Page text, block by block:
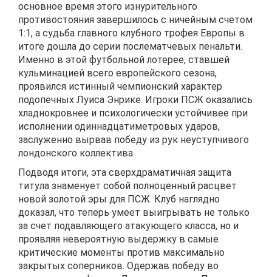
основное время этого изнурительного
противостояния завершилось с ничейным счетом
1:1, а судьба главного клубного трофея Европы в
итоге дошла до серии послематчевых пенальти.
Именно в этой футбольной лотерее, ставшей
кульминацией всего европейского сезона,
проявился истинный чемпионский характер
подопечных Луиса Энрике. Игроки ПСЖ оказались
хладнокровнее и психологически устойчивее при
исполнении одиннадцатиметровых ударов,
заслуженно вырвав победу из рук неуступчивого
лондонского коллектива.
Подводя итоги, эта сверхдраматичная защита
титула знаменует собой полноценный расцвет
новой золотой эры для ПСЖ. Клуб наглядно
доказал, что теперь умеет выигрывать не только
за счет подавляющего атакующего класса, но и
проявляя невероятную выдержку в самые
критические моменты против максимально
закрытых соперников. Одержав победу во